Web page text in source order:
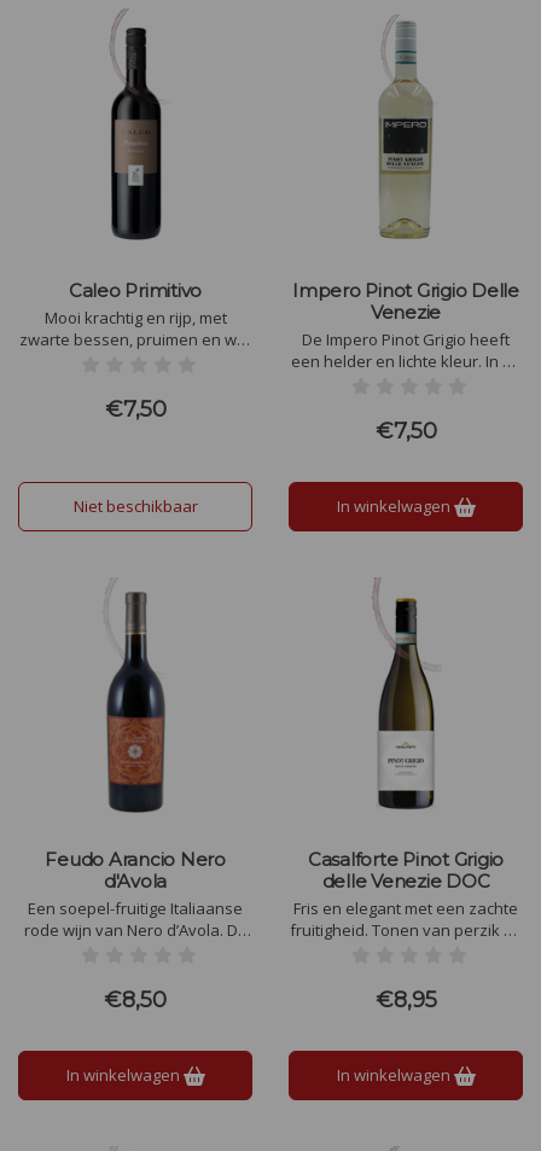
Caleo Primitivo
Mooi krachtig en rijp, met
zwarte bessen, pruimen en wat
stevigheid en lekkere
zwoelheid. Mooi stoer en
€7,50
Niet beschikbaar
Impero Pinot Grigio Delle
Venezie
De Impero Pinot Grigio heeft
een helder en lichte kleur. In de
gemaaid gras en mirabellen,
vergezeld van een fijn
€7,50
In winkelwagen
Feudo Arancio Nero
d'Avola
Een soepel-fruitige Italiaanse
rode wijn van Nero d’Avola. De
fruit: rode besjes, kersen, wilde
aardbeien en granaatappel.
€8,50
In winkelwagen
Casalforte Pinot Grigio
delle Venezie DOC
Fris en elegant met een zachte
fruitigheid. Tonen van perzik en
heeft een uitgebalanceerde
structuur en een verfijnde,
€8,95
In winkelwagen